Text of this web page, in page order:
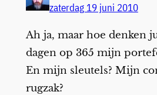
zaterdag 19 juni 2010
Ah ja, maar hoe denken
dagen op 365 mijn
En mijn sleutels? Mijn
rugzak?